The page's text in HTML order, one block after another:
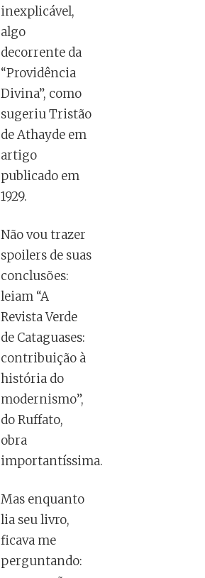
inexplicável,
algo
decorrente da
“Providência
Divina”, como
sugeriu Tristão
de Athayde em
artigo
publicado em
1929.
Não vou trazer
spoilers de suas
conclusões:
leiam “A
Revista Verde
de Cataguases:
contribuição à
história do
modernismo”,
do Ruffato,
obra
importantíssima.
Mas enquanto
lia seu livro,
ficava me
perguntando: